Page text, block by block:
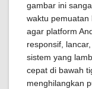
gambar ini
waktu pemuatan
agar platform
responsif,
sistem yang
cepat di bawah
menghilangkan